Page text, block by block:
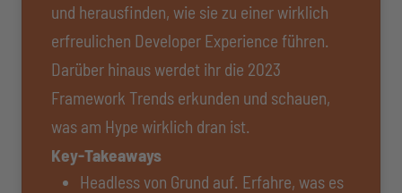
und herausfinden, wie sie zu einer wirklich
erfreulichen Developer Experience führen.
Darüber hinaus werdet ihr die 2023
Framework Trends erkunden und schauen,
was am Hype wirklich dran ist.
Key-Takeaways
Headless von Grund auf. Erfahre, was es